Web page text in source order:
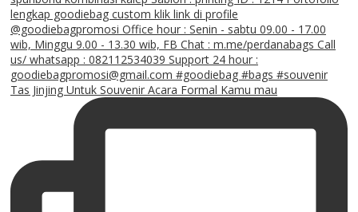
Tas Jinjing Untuk Souvenir Acara Formal Kamu mau